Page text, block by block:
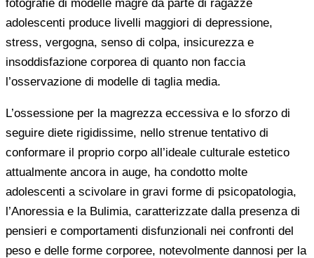
fotografie di modelle magre da parte di ragazze
adolescenti produce livelli maggiori di depressione,
stress, vergogna, senso di colpa, insicurezza e
insoddisfazione corporea di quanto non faccia
l’osservazione di modelle di taglia media.
L’ossessione per la magrezza eccessiva e lo sforzo di
seguire diete rigidissime, nello strenue tentativo di
conformare il proprio corpo all’ideale culturale estetico
attualmente ancora in auge, ha condotto molte
adolescenti a scivolare in gravi forme di psicopatologia,
l’Anoressia e la Bulimia, caratterizzate dalla presenza di
pensieri e comportamenti disfunzionali nei confronti del
peso e delle forme corporee, notevolmente dannosi per la